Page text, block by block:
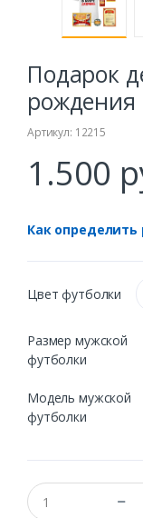
Подарок
рождения
Артикул: 12215
1.500
Как определить
Цвет футболки
Размер мужской
футболки
Модель мужской
футболки